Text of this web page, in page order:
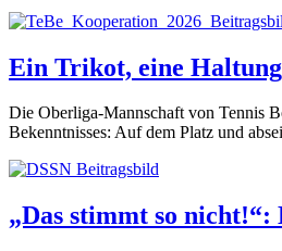
Ein Trikot, eine
Die Oberliga-Mannschaft von Tennis
Bekenntnisses: Auf dem Platz und
„Das stimmt so nicht!“: